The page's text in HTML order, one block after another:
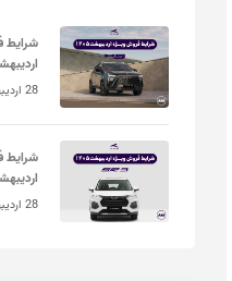
28 اردیبهشت 1405
28 اردیبهشت 1405